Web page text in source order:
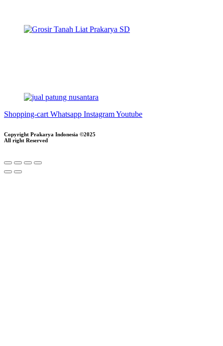
Shopping-cart Whatsapp InstagramYoutube
Copyright Prakarya Indonesia ©2025
All right Reserved